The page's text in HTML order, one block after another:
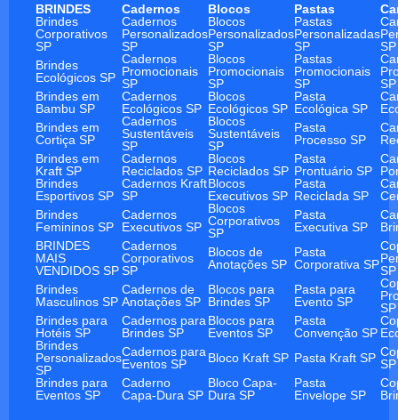
BRINDES
Cadernos Blocos Pastas
Brindes
Corporativos
SP
Cadernos
Personalizados
SP
Blocos
Personalizados
SP
Pastas
Personalizadas
SP
SP
Brindes
Ecológicos SP
Cadernos
Promocionais
SP
Blocos
Promocionais
SP
Pastas
Promocionais
SP
SP
Brindes em
Bambu SP
Cadernos
Ecológicos SP
Blocos
Ecológicos SP
Pasta
Ecológica SP
Brindes em
Cortiça SP
Cadernos
Sustentáveis
SP
Blocos
Sustentáveis
SP
Pasta
Processo SP
Brindes em
Kraft SP
Cadernos
Reciclados SP
Blocos
Reciclados SP
Pasta
Prontuário SP
Brindes
Esportivos SP
Cadernos Kraft
SP
Blocos
Executivos SP
Pasta
Reciclada SP
Brindes
Femininos SP
Cadernos
Executivos SP
Blocos
Corporativos
SP
Pasta
Executiva SP
BRINDES
MAIS
VENDIDOS SP
Cadernos
Corporativos
SP
Blocos de
Anotações SP
Pasta
Corporativa SPSP
Brindes
Masculinos SP
Cadernos de
Anotações SP
Blocos para
Brindes SP
Pasta para
Evento SP
SP
Brindes para
Hotéis SP
Cadernos para
Brindes SP
Blocos para
Eventos SP
Pasta
Convenção SP
Brindes
Personalizados
SP
Cadernos para
Eventos SP
Bloco Kraft SP Pasta Kraft SP SP
Brindes para
Eventos SP
Caderno
Capa-Dura SP
Bloco Capa-
Dura SP
Pasta
Envelope SP